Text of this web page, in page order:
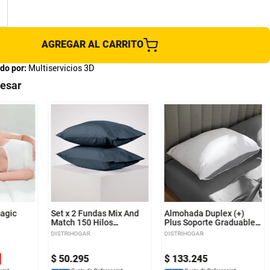
AGREGAR AL CARRITO
por: Multiservicios 3D
Set x 2 Fundas Mix And
Match 150 Hilos
Polialgodón Azul
DISTRIHOGAR
$ 50.295
Almohada Duplex (+)
Plus Soporte Graduable
Algodón 50 x 70 cm
DISTRIHOGAR
$ 133.245